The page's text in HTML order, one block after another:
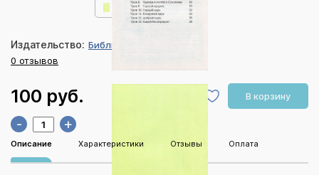
Издательство: Библия для всех
0 отзывов
100 руб. В корзину
- +
Описание Характеристики Отзывы Оплата